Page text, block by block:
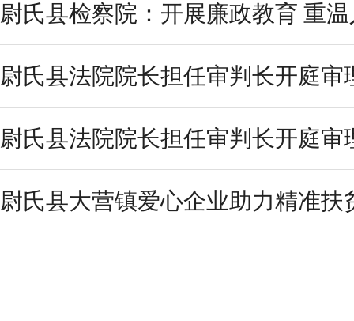
尉氏县检察院：开展廉政教育 重
尉氏县法院院长担任审判长开庭审
尉氏县法院院长担任审判长开庭审
尉氏县大营镇爱心企业助力精准扶